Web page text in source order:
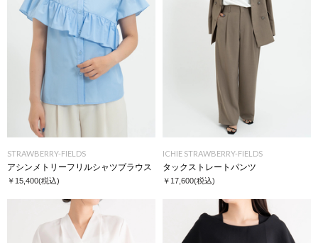
STRAWBERRY-FIELDS
アシンメトリーフリルシャツブラウス
￥15,400(税込)
ICHIE STRAWBERRY-FIELDS
タックストレートパンツ
￥17,600(税込)